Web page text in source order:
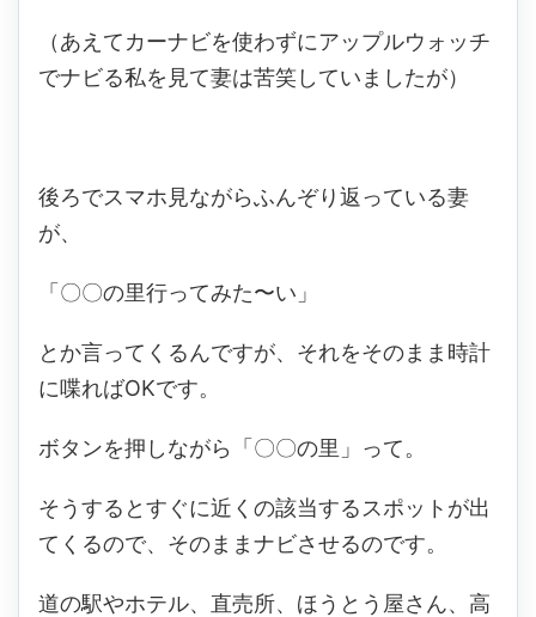
（あえてカーナビを使わずにアップルウォッチ
でナビる私を見て妻は苦笑していましたが）
後ろでスマホ見ながらふんぞり返っている妻
が、
「〇〇の里行ってみた〜い」
とか言ってくるんですが、それをそのまま時計
に喋ればOKです。
ボタンを押しながら「〇〇の里」って。
そうするとすぐに近くの該当するスポットが出
てくるので、そのままナビさせるのです。
道の駅やホテル、直売所、ほうとう屋さん、高